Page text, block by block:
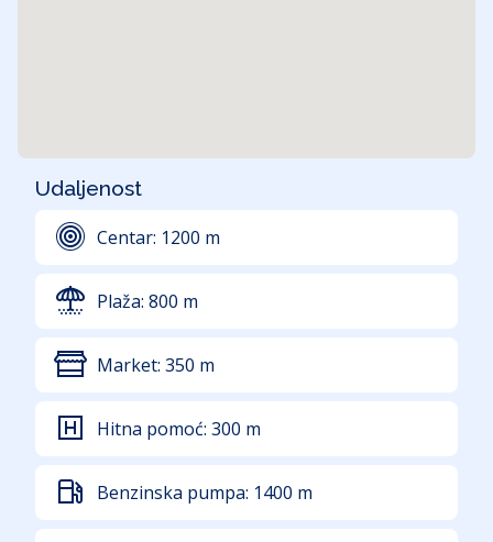
Udaljenost
Centar: 1200 m
Plaža: 800 m
Market: 350 m
Hitna pomoć: 300 m
Benzinska pumpa: 1400 m